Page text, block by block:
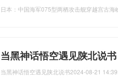
日本：中国海军075型两栖攻击舰穿越宫古海
当黑神话悟空遇见陕北说
当黑神话悟空遇见陕北说书2024-08-21